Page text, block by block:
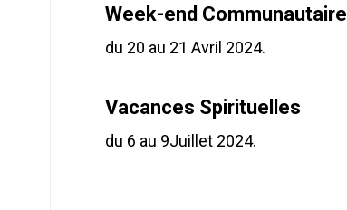
Week-end Communautaire
du 20 au 21 Avril 2024.
Vacances Spirituelles
du 6 au 9Juillet 2024.